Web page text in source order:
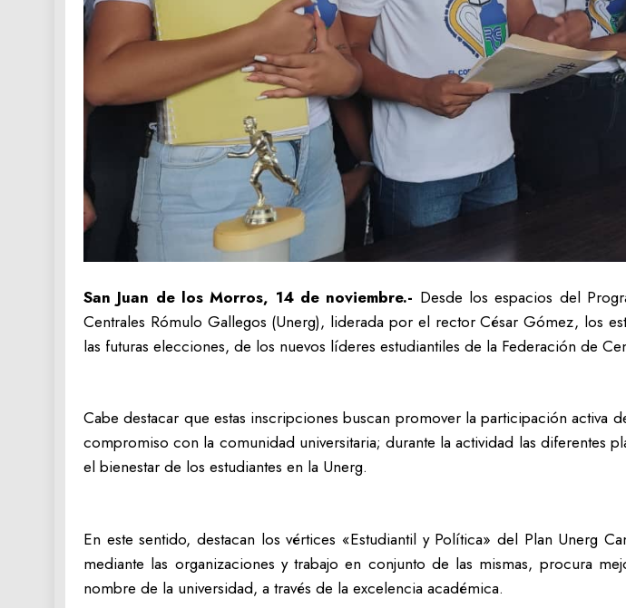
San Juan de los Morros, 14 de noviembre.- Desde los espacios del
Centrales Rómulo Gallegos (Unerg), liderada por el rector César Gómez, los
las futuras elecciones, de los nuevos líderes estudiantiles de la Federación de
Cabe destacar que estas inscripciones buscan promover la participación activa
compromiso con la comunidad universitaria; durante la actividad las diferentes
el bienestar de los estudiantes en la Unerg.
En este sentido, destacan los vértices «Estudiantil y Política» del Plan Unerg
mediante las organizaciones y trabajo en conjunto de las mismas, procura
nombre de la universidad, a través de la excelencia académica.